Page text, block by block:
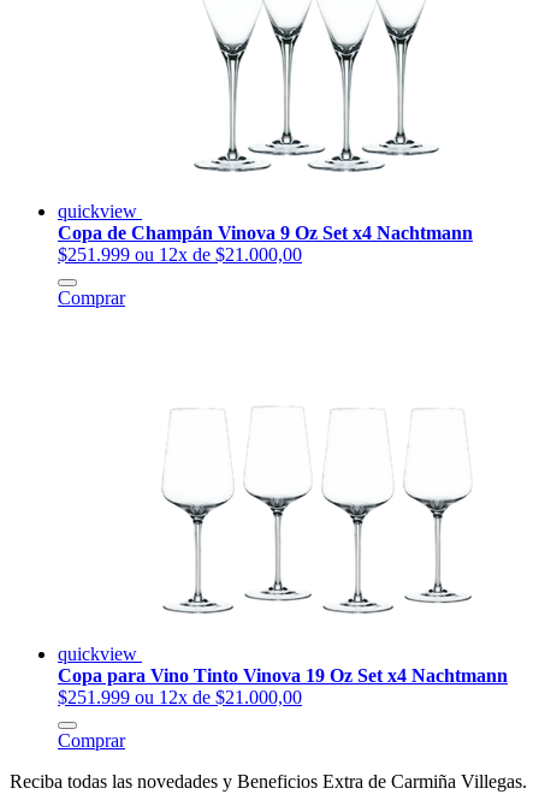
quickview
Copa de Champán Vinova 9 Oz Set x4 Nachtmann
$251.999 ou 12x de $21.000,00
Comprar
quickview
Copa para Vino Tinto Vinova 19 Oz Set x4 Nachtmann
$251.999 ou 12x de $21.000,00
Comprar
Reciba todas las novedades y Beneficios Extra de Carmiña Villegas.